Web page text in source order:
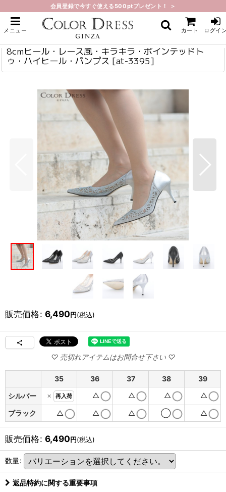
会員登録で今すぐ使える500ptプレゼント！ ＞
メニュー カート ログイ
ホーム > サンダル・パンプス・ブーツ
8cmヒール・レース風・キラキラ・ポインテッドトゥ・ハイヒール・パンプス
8cmヒール・レース風・キラキラ・ポインテッドト
ゥ・ハイヒール・パンプス [at-3395]
販売価格: 6,490円(税込)
35 36 37 38
39
シルバー
× 再入荷 △ △ △ △
ブラック △ △ △ ◯ △
販売価格: 6,490円(税込)
数量:
返品特約に関する重要事項